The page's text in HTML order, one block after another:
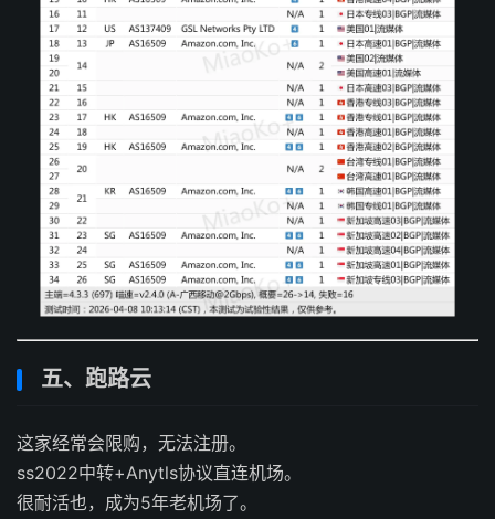
五、跑路云
这家经常会限购，无法注册。
ss2022中转+Anytls协议直连机场。
很耐活也，成为5年老机场了。